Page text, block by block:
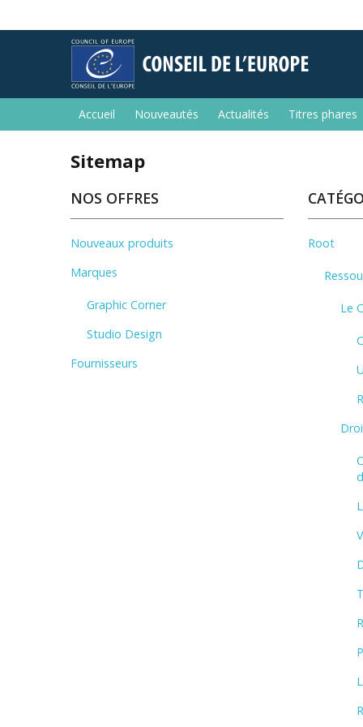
Accueil Nouveautés Actualités Titres phares
Sitemap
NOS OFFRES
Nouveaux produits
Marques
Graphic Corner
Studio Design
Fournisseurs
Root
Le